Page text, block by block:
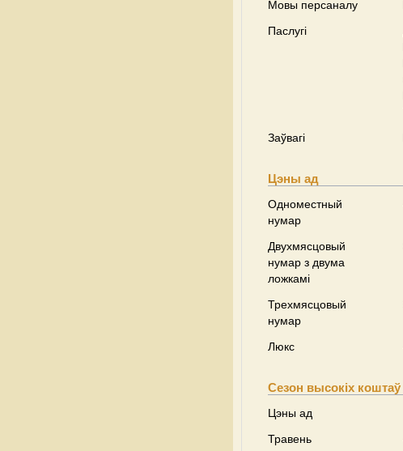
Мовы персаналу
Паслугі
Заўвагі
Цэны ад
Одноместный
нумар
Двухмясцовый
нумар з двума
ложкамі
Трехмясцовый
нумар
Люкс
Сезон высокіх коштаў
Цэны ад
Травень